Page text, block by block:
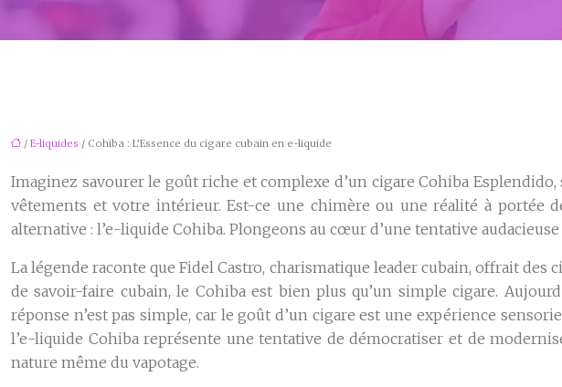
/ E-liquides / Cohiba : L’Essence du cigare cubain en e-liquide
Imaginez savourer le goût riche et complexe d’un cigare Cohiba
vêtements et votre intérieur. Est-ce une chimère ou une réalité à portée
alternative : l’e-liquide Cohiba. Plongeons au cœur d’une tentative
La légende raconte que Fidel Castro, charismatique leader cubain, offrait
de savoir-faire cubain, le Cohiba est bien plus qu’un simple cigare.
réponse n’est pas simple, car le goût d’un cigare est une expérience
l’e-liquide Cohiba représente une tentative de démocratiser et de
nature même du vapotage.